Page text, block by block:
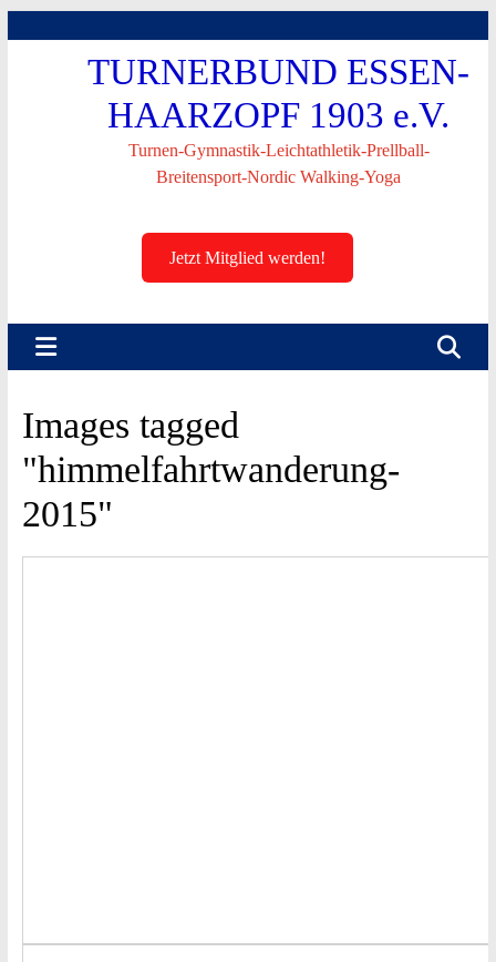
TURNERBUND ESSEN-
HAARZOPF 1903 e.V.
Turnen-Gymnastik-Leichtathletik-Prellball-
Breitensport-Nordic Walking-Yoga
Jetzt Mitglied werden!
Images tagged
"himmelfahrtwanderung-
2015"